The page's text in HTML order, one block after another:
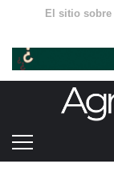
El sitio